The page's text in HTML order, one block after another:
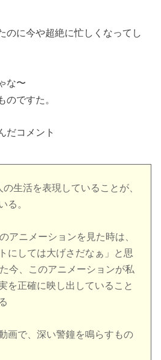
のに今や超絶に忙しくなってし
な〜
のですた。
だコメント
生活を表現していることが、
る。
アニメーションを見た時は、
にしては大げさだなぁ」と思
今、このアニメーションが私
を正確に映し出していること
画で、深い警鐘を鳴らすもの